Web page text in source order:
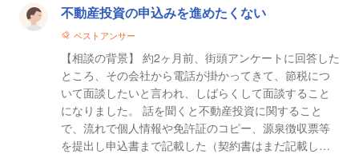
不動産投資の申込みを進めたくない
ベストアンサー
【相談の背景】 約2ヶ月前、街頭アンケートに回答した
ところ、その会社から電話が掛かってきて、節税につ
いて面談したいと言われ、しばらくして面談すること
になりました。 話を聞くと不動産投資に関すること
で、流れで個人情報や免許証のコピー、源泉徴収票等
を提出し申込書まで記載した（契約書はまだ記載して